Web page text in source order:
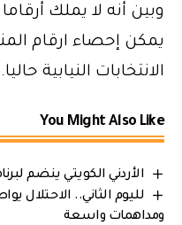
وبين أنه لا يملك
يمكن إحصاء ارقام
الانتخابات النيابية حاليا.
You Might Also Like
الأردني الكويتي ينضم
لليوم الثاني.. الاحتلال
ومداهمات واسعة